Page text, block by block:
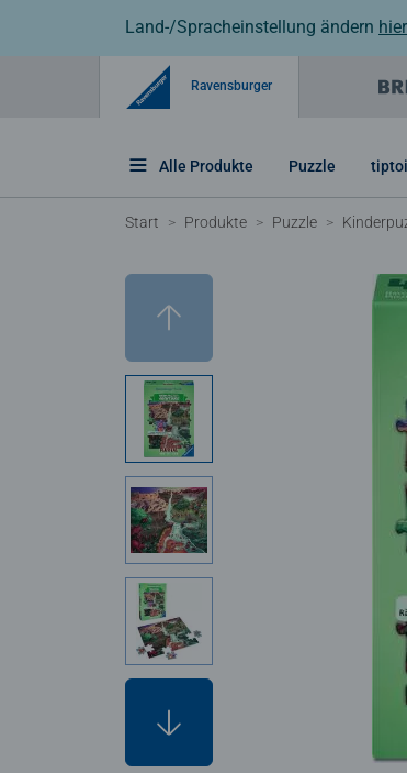
Land-/Spracheinstellung ändern hier
Ravensburger
Alle Produkte Puzzle tiptoi
Start Produkte Puzzle